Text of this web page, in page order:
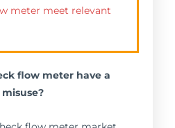
meter meet relevant
flow meter have a